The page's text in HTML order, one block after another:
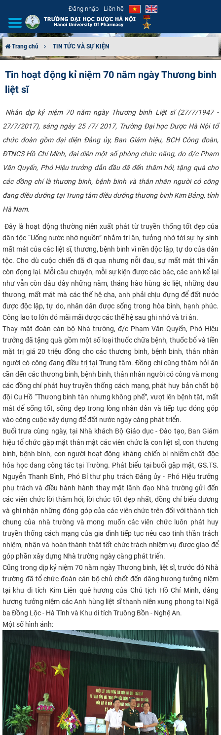
Đăng nhập Liên hệ
CƠ CẤU TỔ CHỨC
TUYỂN SINH
ĐÀO TẠO
ĐẢM BẢO CHẤT LƯỢNG
KHOA HỌC CÔNG NGHỆ
HTQT
CỰU NGƯỜI HỌC
Trang chủ TIN TỨC VÀ SỰ KIỆN
Tin hoạt động kỉ niệm 70 năm ngày Thương binh
liệt sĩ
​ Nhân dịp kỷ niệm 70 năm ngày Thương binh Liệt sĩ (27/7/1947 -
27/7/2017), sáng ngày 25 /7/ 2017, Trường Đại học Dược Hà Nội tổ
chức đoàn gồm đại diện Đảng ủy, Ban Giám hiệu, BCH Công đoàn,
ĐTNCS Hồ Chí Minh, đại diện một số phòng chức năng, do đ/c Phạm
Văn Quyến, Phó Hiệu trưởng dẫn đầu đã đến thăm hỏi, tặng quà cho
các đồng chí là thương binh, bệnh binh và thân nhân người có công
đang điều dưỡng tại Trung tâm điều dưỡng thương binh Kim Bảng, tỉnh
Hà Nam.
​Đây là hoạt động thường niên xuất phát từ truyền thống tốt đẹp của
dân tộc “Uống nước nhớ nguồn” nhằm tri ân, tưởng nhớ tới sự hy sinh
mất mát của các liệt sĩ, thương, bệnh binh vì nền độc lập, tự do của dân
tộc. Cho dù cuộc chiến đã đi qua nhưng nỗi đau, sự mất mát thì vẫn
còn đọng lại. Mỗi câu chuyện, mỗi sự kiện được các bác, các anh kể lại
như vẫn còn đâu đây những năm, tháng hào hùng ác liệt, những đau
thương, mất mát mà các thế hệ cha, anh phải chịu đựng để đất nước
được độc lập, tự do, nhân dân được sống trong hòa bình, hạnh phúc.
Công lao to lớn đó mãi mãi được các thế hệ sau ghi nhớ và tri ân.
Thay mặt đoàn cán bộ Nhà trường, đ/c Phạm Văn Quyến, Phó Hiệu
trưởng đã tặng quà gồm một số loại thuốc chữa bệnh, thuốc bổ và tiền
mặt trị giá 20 triệu đồng cho các thương binh, bệnh binh, thân nhân
người có công đang điều trị tại Trung tâm. Đồng chí cũng thăm hỏi ân
cần đến các thương binh, bệnh binh, thân nhân người có công và mong
các đồng chí phát huy truyền thống cách mạng, phát huy bản chất bộ
đội Cụ Hồ “Thương binh tàn nhưng không phế”, vượt lên bệnh tật, mất
mát để sống tốt, sống đẹp trong lòng nhân dân và tiếp tục đóng góp
vào công cuộc xây dựng để đất nước ngày càng phát triển.
Buổi trưa cùng ngày, tại Nhà khách Bộ Giáo dục - Đào tạo, Ban Giám
hiệu tổ chức gặp mặt thân mật các viên chức là con liệt sĩ, con thương
binh, bệnh binh, con người hoạt động kháng chiến bị nhiễm chất độc
hóa học đang công tác tại Trường. Phát biểu tại buổi gặp mặt, GS.TS.
Nguyễn Thanh Bình, Phó Bí thư phụ trách Đảng ủy - Phó Hiệu trưởng
phụ trách và điều hành hành thay mặt lãnh đạo Nhà trường gửi đến
các viên chức lời thăm hỏi, lời chúc tốt đẹp nhất, đồng chí biểu dương
và ghi nhận những đóng góp của các viên chức trên đối với thành tích
chung của nhà trường và mong muốn các viên chức luôn phát huy
truyền thống cách mạng của gia đình tiếp tục nêu cao tinh thần trách
nhiệm, nhận và hoàn thành thật tốt chức trách nhiệm vụ được giao để
góp phần xây dựng Nhà trường ngày càng phát triển.
Cũng trong dịp kỷ niệm 70 năm ngày Thương binh, liệt sĩ, trước đó Nhà
trường đã tổ chức đoàn cán bộ chủ chốt đến dâng hương tưởng niệm
tại khu di tích Kim Liên quê hương của Chủ tịch Hồ Chí Minh, dâng
hương tưởng niệm các Anh hùng liệt sĩ thanh niên xung phong tại Ngã
ba Đồng Lộc - Hà Tĩnh và Khu di tích Truông Bồn - Nghệ An.
Một số hình ảnh: